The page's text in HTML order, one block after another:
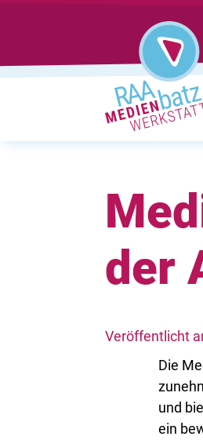
der
Veröffentlicht
Die
und
ein